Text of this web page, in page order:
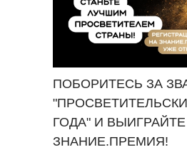
ПОБОРИТЕСЬ ЗА
ГОДА" И
ЗНАНИЕ.ПРЕМИЯ!